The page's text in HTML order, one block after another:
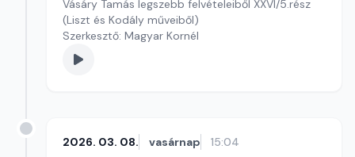
Vásáry Tamás legszebb felvételeiből XXVI/5.rész
(Liszt és Kodály műveiből)
Szerkesztő: Magyar Kornél
2026. 03. 08. vasárnap 15:04